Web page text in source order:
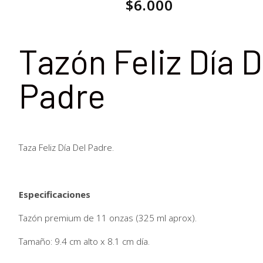
$6.000
Tazón Feliz Día
Padre
Taza Feliz Día Del Padre.
Especificaciones
Tazón premium de 11 onzas (325 ml aprox).
Tamaño: 9.4 cm alto x 8.1 cm día.